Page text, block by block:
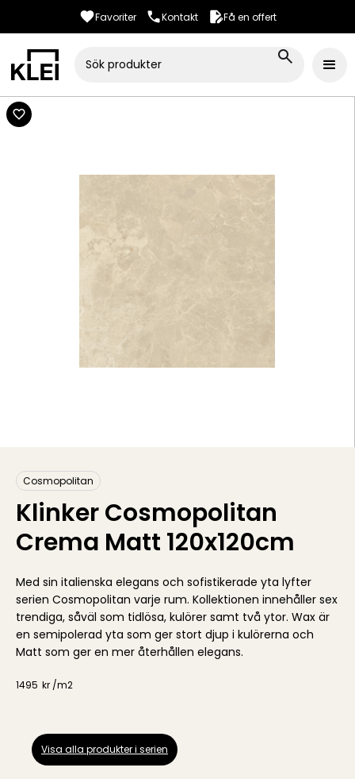
Favoriter Kontakt Få en offert
Cosmopolitan
Klinker Cosmopolitan
Crema Matt 120x120cm
Med sin italienska elegans och sofistikerade yta lyfter
serien Cosmopolitan varje rum. Kollektionen innehåller sex
trendiga, såväl som tidlösa, kulörer samt två ytor. Wax är
en semipolerad yta som ger stort djup i kulörerna och
Matt som ger en mer återhållen elegans.
1495 kr /m2
Visa alla produkter i serien